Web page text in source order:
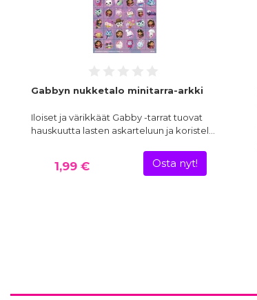
Gabbyn nukketalo minitarra-arkki
Iloiset ja värikkäät Gabby -tarrat tuovat
hauskuutta lasten askarteluun ja koristel…
1,99 € Osta nyt!